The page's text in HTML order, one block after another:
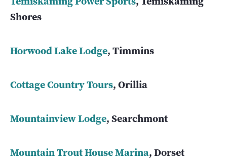
Shores
Horwood Lake Lodge, Timmins
Cottage Country Tours, Orillia
Mountainview Lodge, Searchmont
Mountain Trout House Marina, Dorset